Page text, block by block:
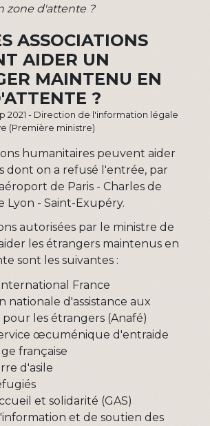
zone d'attente ?
ASSOCIATIONS
AIDER UN
MAINTENU EN
?
2021 - Direction de l'information légale
(Première ministre)
humanitaires peuvent aider
dont on a refusé l'entrée, par
de Paris - Charles de
Lyon - Saint-Exupéry.
autorisées par le ministre de
les étrangers maintenus en
sont les suivantes :
France
nationale d'assistance aux
les étrangers (Anafé)
œcuménique d'entraide
française
d'asile
et solidarité (GAS)
et de soutien des